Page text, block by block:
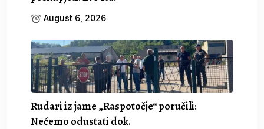
August 6, 2026
Rudari iz jame „Raspotočje“ poručili:
Nećemo odustati dok.